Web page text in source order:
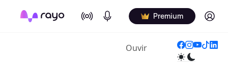
On Air Podcasts Premium Log in
Ouvir(current)